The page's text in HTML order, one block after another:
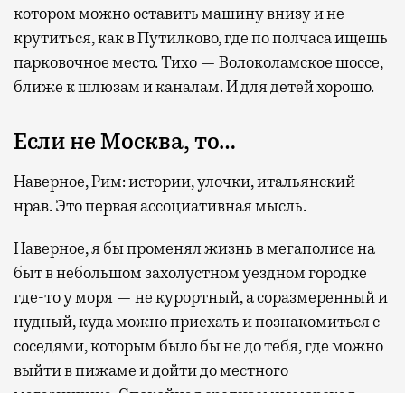
котором можно оставить машину внизу и не
крутиться, как в Путилково, где по полчаса ищешь
парковочное место. Тихо — Волоколамское шоссе,
ближе к шлюзам и каналам. И для детей хорошо.
Если не Москва, то…
Наверное, Рим: истории, улочки, итальянский
нрав. Это первая ассоциативная мысль.
Наверное, я бы променял жизнь в мегаполисе на
быт в небольшом захолустном уездном городке
где-то у моря — не курортный, а соразмеренный и
нудный, куда можно приехать и познакомиться с
соседями, которым было бы не до тебя, где можно
выйти в пижаме и дойти до местного